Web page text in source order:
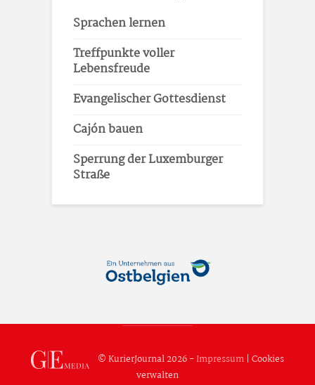
Sprachen lernen
Treffpunkte voller
Lebensfreude
Evangelischer Gottesdienst
Cajón bauen
Sperrung der Luxemburger
Straße
© KurierJournal 2026 -Impressum| Cookies
verwalten